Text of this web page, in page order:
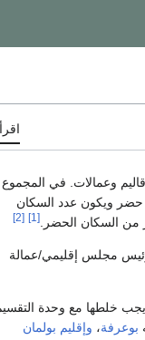
اقرأ
وكل جهة تقسم إلى عدة أقاليم وعمالات. في المجموع
حضر ويكون عدد السكان
من السكان الحضر. [1]
[2]
مجلس إقليمي/عمالة
يجب خلطها مع وحدة
بوعرفة، وإقليم بولمان